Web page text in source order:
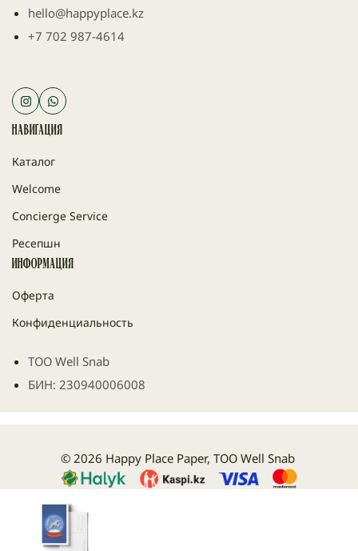
hello@happyplace.kz
+7 702 987-4614
Навигация
Каталог
Welcome
Concierge Service
Ресепшн
Информация
Оферта
Конфиденциальность
ТОО Well Snab
БИН: 230940006008
© 2026 Happy Place Paper, ТОО Well Snab